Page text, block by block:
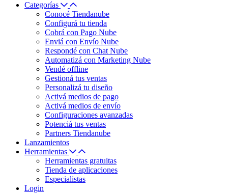
Categorías
Conocé Tiendanube
Configurá tu tienda
Cobrá con Pago Nube
Enviá con Envío Nube
Respondé con Chat Nube
Automatizá con Marketing Nube
Vendé offline
Gestioná tus ventas
Personalizá tu diseño
Activá medios de pago
Activá medios de envío
Configuraciones avanzadas
Potenciá tus ventas
Partners Tiendanube
Lanzamientos
Herramientas
Herramientas gratuitas
Tienda de aplicaciones
Especialistas
Login